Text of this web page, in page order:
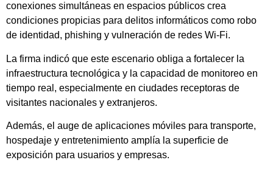
conexiones simultáneas en espacios públicos crea
condiciones propicias para delitos informáticos como robo
de identidad, phishing y vulneración de redes Wi‑Fi.
La firma indicó que este escenario obliga a fortalecer la
infraestructura tecnológica y la capacidad de monitoreo en
tiempo real, especialmente en ciudades receptoras de
visitantes nacionales y extranjeros.
Además, el auge de aplicaciones móviles para transporte,
hospedaje y entretenimiento amplía la superficie de
exposición para usuarios y empresas.